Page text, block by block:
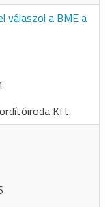
válaszol a BME a
Kft.